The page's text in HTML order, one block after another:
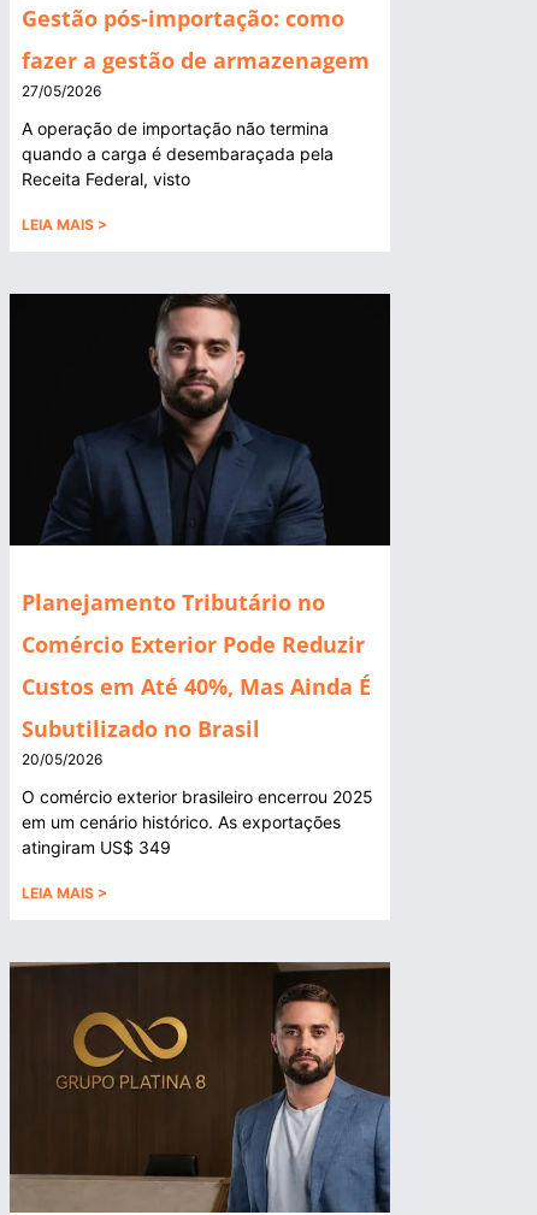
Gestão pós-importação: como
fazer a gestão de armazenagem
27/05/2026
A operação de importação não termina
quando a carga é desembaraçada pela
Receita Federal, visto
LEIA MAIS >
Planejamento Tributário no
Comércio Exterior Pode Reduzir
Custos em Até 40%, Mas Ainda É
Subutilizado no Brasil
20/05/2026
O comércio exterior brasileiro encerrou 2025
em um cenário histórico. As exportações
atingiram US$ 349
LEIA MAIS >